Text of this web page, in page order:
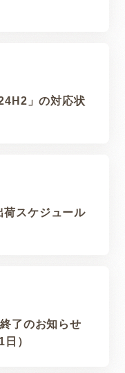
」の対応状
荷スケジュール
了のお知らせ
）